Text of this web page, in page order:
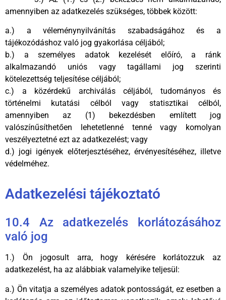
amennyiben az adatkezelés szükséges, többek között:
a.) a véleménynyilvánítás szabadságához és a
tájékozódáshoz való jog gyakorlása céljából;
b.) a személyes adatok kezelését előíró, a ránk
alkalmazandó uniós vagy tagállami jog szerinti
kötelezettség teljesítése céljából;
c.) a közérdekű archiválás céljából, tudományos és
történelmi kutatási célból vagy statisztikai célból,
amennyiben az (1) bekezdésben említett jog
valószínűsíthetően lehetetlenné tenné vagy komolyan
veszélyeztetné ezt az adatkezelést; vagy
d.) jogi igények előterjesztéséhez, érvényesítéséhez, illetve
védelméhez.
Adatkezelési tájékoztató
10.4 Az adatkezelés korlátozásához
való jog
1.) Ön jogosult arra, hogy kérésére korlátozzuk az
adatkezelést, ha az alábbiak valamelyike teljesül:
a.) Ön vitatja a személyes adatok pontosságát, ez esetben a